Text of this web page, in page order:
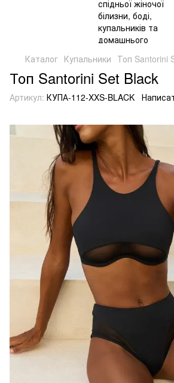
Каталог Купальники Топ Santorini
Топ Santorini Set Black
Артикул: КУПА-112-XXS-BLACK